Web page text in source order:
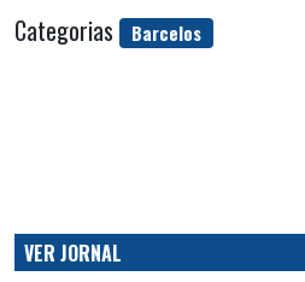
Categorias Barcelos
VER JORNAL